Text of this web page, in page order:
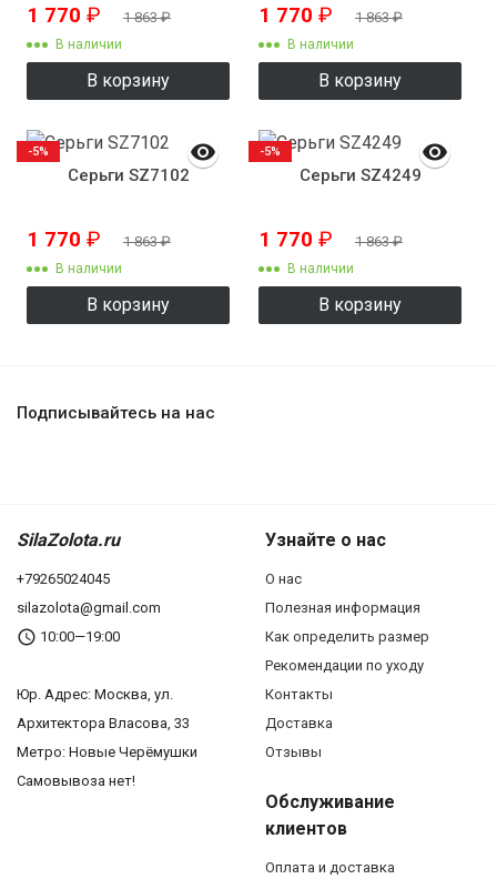
1 770 ₽ 1 863₽
В наличии
В корзину
1 770 ₽ 1 863₽
В наличии
В корзину
Серьги SZ7102
1 770 ₽ 1 863₽
В наличии
В корзину
-5%
Серьги SZ4249
1 770 ₽ 1 863₽
В наличии
В корзину
-5%
Подписывайтесь на нас
SilaZolota.ru
+79265024045
silazolota@gmail.com
10:00—19:00
Юр. Адреc: Москва, ул.
Архитектора Власова, 33
Метро: Новые Черёмушки
Самовывоза нет!
Узнайте о нас
О нас
Полезная информация
Как определить размер
Рекомендации по уходу
Контакты
Доставка
Отзывы
Обслуживание
клиентов
Оплата и доставка